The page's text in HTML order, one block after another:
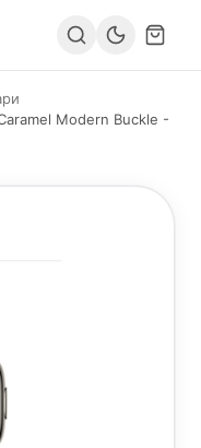
Modern Buckle -